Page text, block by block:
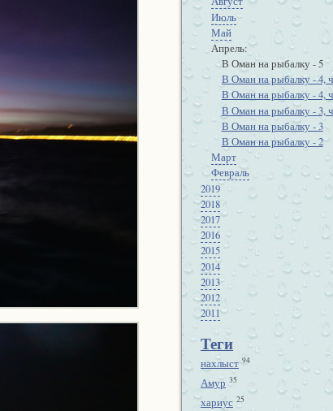
Июль
Май
Апрель
В Оман на рыбалку - 5
В Оман на рыбалку - 4,
В Оман на рыбалку - 4,
В Оман на рыбалку - 3,
В Оман на рыбалку - 3
В Оман на рыбалку - 2
Март
Февраль
2019
2018
2017
2016
2015
2014
2013
2012
2011
Теги
нахлыст 94
Амур 35
хариус 25